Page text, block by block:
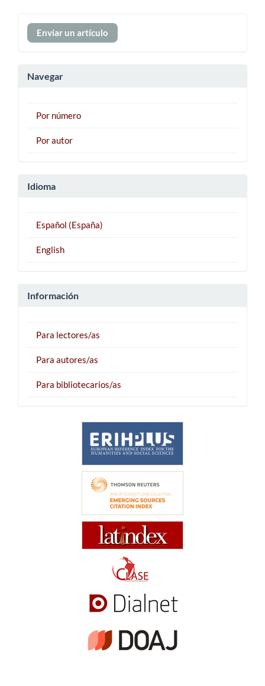
Enviar
un
Enviar un artículo
Navegar
Por número
Por autor
Idioma
Español (España)
English
Información
Para lectores/as
Para autores/as
Para bibliotecarios/as